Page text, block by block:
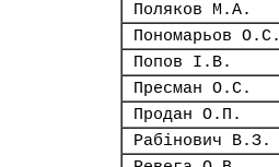
Поляков М.А.
Пономарьов О.С.
Попов І.В.
Пресман О.С.
Продан О.П.
Рабінович В.З.